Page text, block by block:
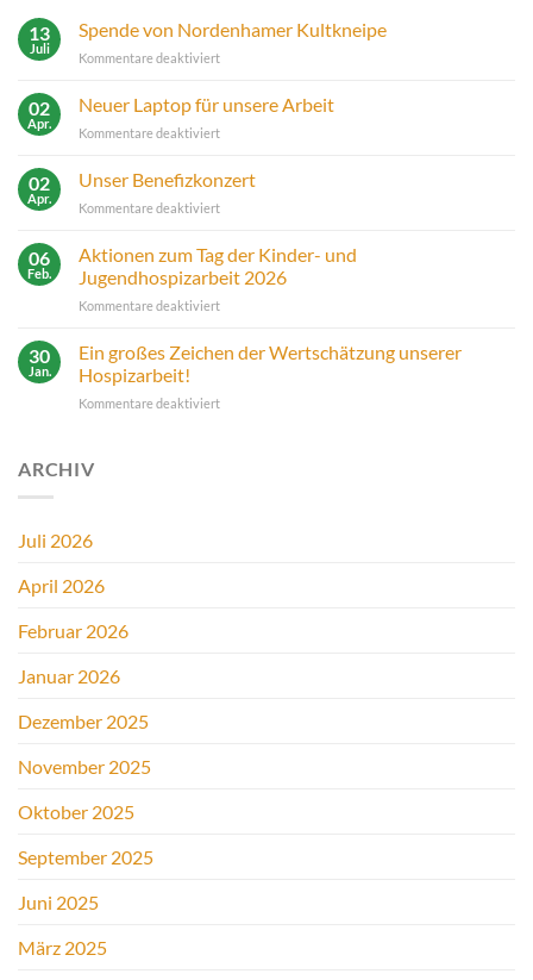
13
Juli
Spende von Nordenhamer Kultkneipe
Kommentare deaktiviertfür
Nordenhamer
Kultkneipe
02
Apr.
Neuer Laptop für unsere Arbeit
Kommentare deaktiviertfür
Laptop
für
unsere
02
Apr.
Unser Benefizkonzert
Kommentare deaktiviertfür
Benefizkonzert
06
Feb.
Aktionen zum Tag der Kinder- und
Jugendhospizarbeit 2026
Kommentare deaktiviertfür
Tag
Kinder-
30
Jan.
Ein großes Zeichen der Wertschätzung unserer
Hospizarbeit!
Kommentare deaktiviertfür
ARCHIV
Juli 2026
April 2026
Februar 2026
Januar 2026
Dezember 2025
November 2025
Oktober 2025
September 2025
Juni 2025
März 2025